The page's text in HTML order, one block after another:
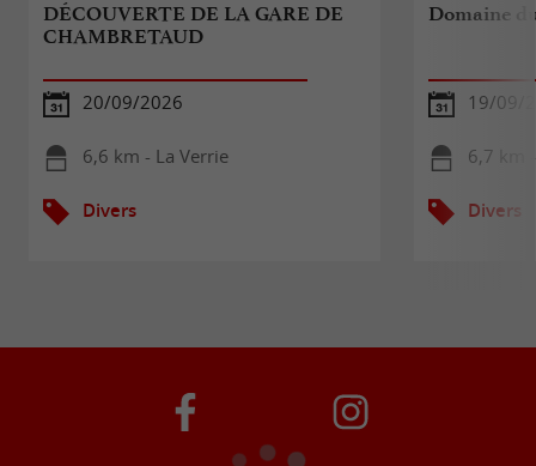
DÉCOUVERTE DE LA GARE DE
CHAMBRETAUD
20/09/2026
6,6 km - La Verrie
Divers
Domaine
19/09/
6,7 km
Divers